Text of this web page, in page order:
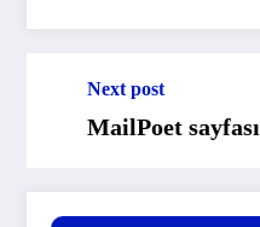
Next post
MailPoet sayfası